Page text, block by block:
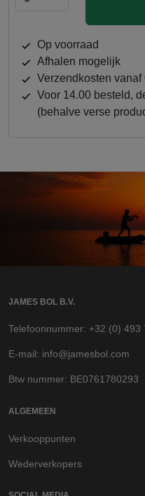
op voorraad
afhalen mogelijk
verzendkosten vanaf
Voor 14.00 besteld, dezelfde werkdag verzonden
(behalve verse
JAMES BOL B.V.
Telefoonnummer: +32 (0) 493
E-mail: info@jamesbol.com
Btw nummer: BE0761780293
ALGEMEEN
Verkooppunten
Wederverkopers